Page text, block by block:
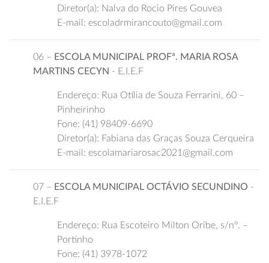
Diretor(a): Nalva do Rocio Pires Gouvea
E-mail: escoladrmirancouto@gmail.com
06 – ESCOLA MUNICIPAL PROFª. MARIA ROSA
MARTINS CECYN - E.I.E.F
Endereço: Rua Otília de Souza Ferrarini, 60 –
Pinheirinho
Fone: (41) 98409-6690
Diretor(a): Fabiana das Graças Souza Cerqueira
E-mail: escolamariarosac2021@gmail.com
07 – ESCOLA MUNICIPAL OCTÁVIO SECUNDINO -
E.I.E.F
Endereço: Rua Escoteiro Milton Oribe, s/nº. –
Portinho
Fone: (41) 3978-1072